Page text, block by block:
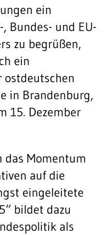
ein
Bundes- und EU-
zu begrüßen,
ein
ostdeutschen
in Brandenburg,
15. Dezember
das Momentum
auf die
eingeleitete
bildet dazu
als